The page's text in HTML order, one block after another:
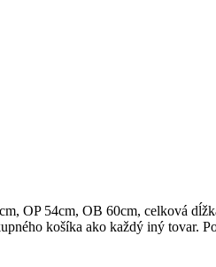
OP 54cm, OB 60cm, celková
košíka ako každý iný tovar.